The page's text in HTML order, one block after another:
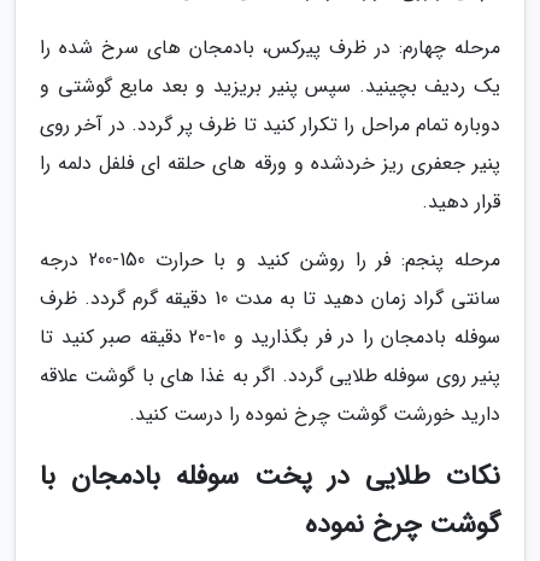
مرحله چهارم: در ظرف پیرکس، بادمجان های سرخ شده را
یک ردیف بچینید. سپس پنیر بریزید و بعد مایع گوشتی و
دوباره تمام مراحل را تکرار کنید تا ظرف پر گردد. در آخر روی
پنیر جعفری ریز خردشده و ورقه های حلقه ای فلفل دلمه را
قرار دهید.
مرحله پنجم: فر را روشن کنید و با حرارت 150-200 درجه
سانتی گراد زمان دهید تا به مدت 10 دقیقه گرم گردد. ظرف
سوفله بادمجان را در فر بگذارید و 10-20 دقیقه صبر کنید تا
پنیر روی سوفله طلایی گردد. اگر به غذا های با گوشت علاقه
دارید خورشت گوشت چرخ نموده را درست کنید.
نکات طلایی در پخت سوفله بادمجان با
گوشت چرخ نموده